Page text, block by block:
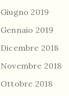
Giugno 2019
Gennaio 2019
Dicembre 2018
Novembre 2018
Ottobre 2018